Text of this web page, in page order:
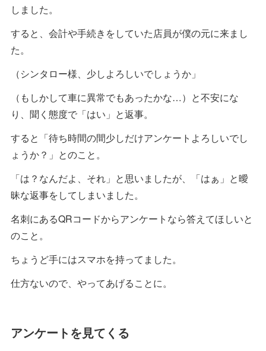
しました。
すると、会計や手続きをしていた店員が僕の元に来まし
た。
（シンタロー様、少しよろしいでしょうか」
（もしかして車に異常でもあったかな…）と不安にな
り、聞く態度で「はい」と返事。
すると「待ち時間の間少しだけアンケートよろしいでし
ょうか？」とのこと。
「は？なんだよ、それ」と思いましたが、「はぁ」と曖
昧な返事をしてしまいました。
名刺にあるQRコードからアンケートなら答えてほしいと
のこと。
ちょうど手にはスマホを持ってました。
仕方ないので、やってあげることに。
アンケートを見てくる